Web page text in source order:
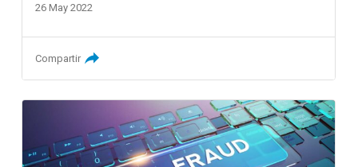
26 May 2022
Compartir